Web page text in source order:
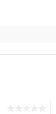
plait.ru